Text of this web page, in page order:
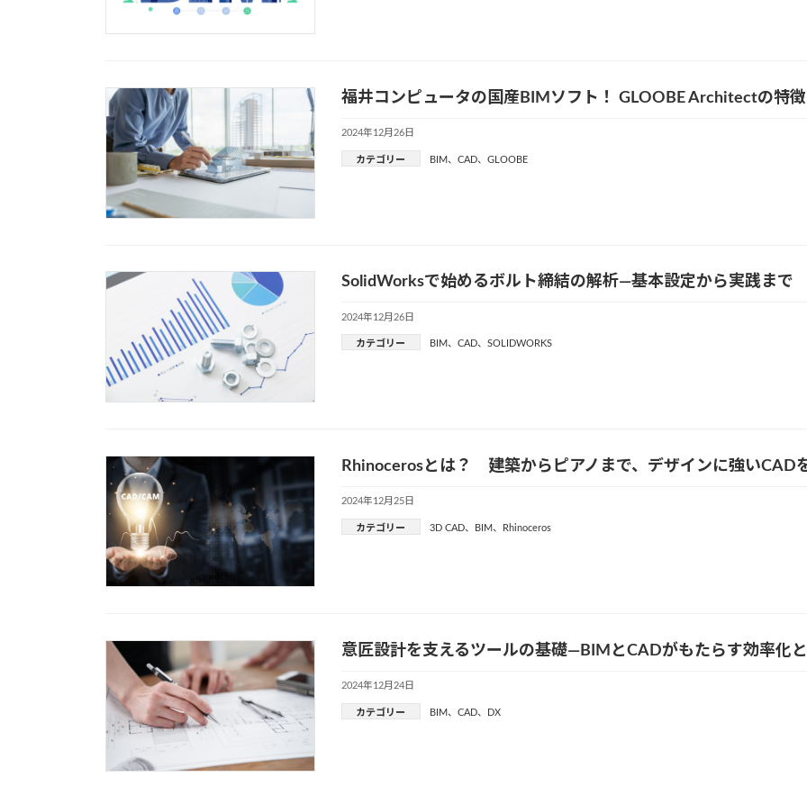
福井コンピュータの国産BIMソフト！ GLOOBE Architectの特徴
2024年12月26日
カテゴリー BIM、 CAD、 GLOOBE
SolidWorksで始めるボルト締結の解析—基本設定から実践まで
2024年12月26日
カテゴリー BIM、 CAD、 SOLIDWORKS
Rhinocerosとは？ 建築からピアノまで、デザインに強いCAD
2024年12月25日
カテゴリー 3D CAD、 BIM、 Rhinoceros
意匠設計を支えるツールの基礎—BIMとCADがもたらす効率化
2024年12月24日
カテゴリー BIM、 CAD、 DX